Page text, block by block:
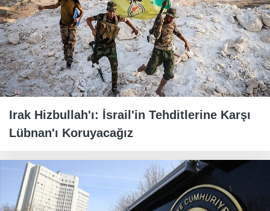
Irak Hizbullah'ı: İsrail'in Tehditlerine Karşı
Lübnan'ı Koruyacağız